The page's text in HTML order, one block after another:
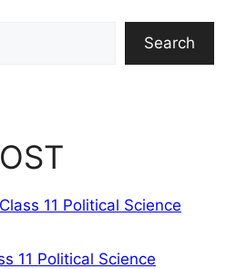
Search
Class 11 Political Science
11 Political Science